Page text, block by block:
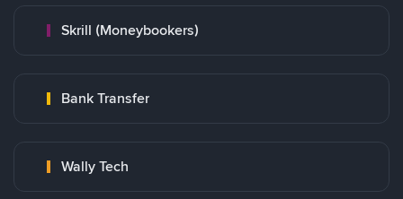
Skrill (Moneybookers)
Bank Transfer
Wally Tech